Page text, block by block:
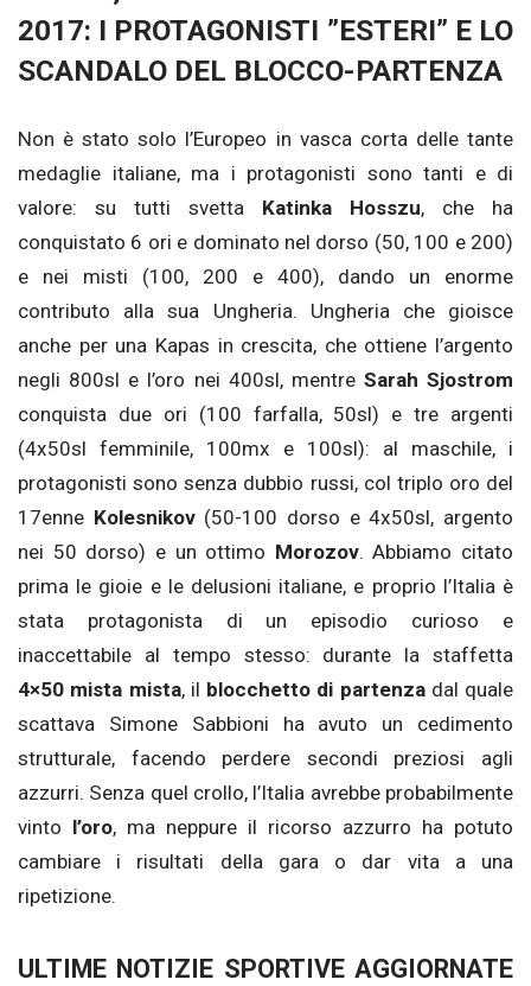
2017: I PROTAGONISTI ”ESTERI” E LO
SCANDALO DEL BLOCCO-PARTENZA
Non è stato solo l’Europeo in vasca corta delle tante
medaglie italiane, ma i protagonisti sono tanti e di
valore: su tutti svetta Katinka Hosszu, che ha
conquistato 6 ori e dominato nel dorso (50, 100 e 200)
e nei misti (100, 200 e 400), dando un enorme
contributo alla sua Ungheria. Ungheria che gioisce
anche per una Kapas in crescita, che ottiene l’argento
negli 800sl e l’oro nei 400sl, mentre Sarah Sjostrom
conquista due ori (100 farfalla, 50sl) e tre argenti
(4x50sl femminile, 100mx e 100sl): al maschile, i
protagonisti sono senza dubbio russi, col triplo oro del
17enne Kolesnikov(50-100 dorso e 4x50sl, argento
nei 50 dorso) e un ottimo Morozov. Abbiamo citato
prima le gioie e le delusioni italiane, e proprio l’Italia è
stata protagonista di un episodio curioso e
inaccettabile al tempo stesso: durante la staffetta
4×50 mista mista, il blocchetto di partenzadal quale
scattava Simone Sabbioni ha avuto un cedimento
strutturale, facendo perdere secondi preziosi agli
azzurri. Senza quel crollo, l’Italia avrebbe probabilmente
vinto l’oro, ma neppure il ricorso azzurro ha potuto
cambiare i risultati della gara o dar vita a una
ripetizione.
ULTIME NOTIZIE SPORTIVE AGGIORNATE